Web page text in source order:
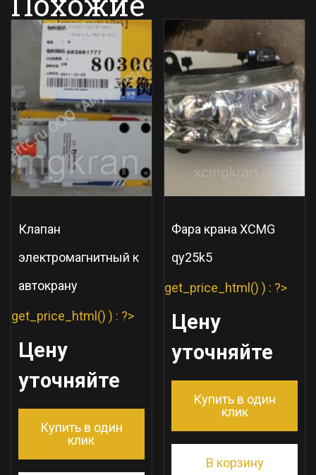
Клапан
электромагнитный к
автокрану
get_price_html() ) : ?>
Цену
уточняйте
Купить в один
клик
Фара крана XCMG
qy25k5
get_price_html() ) : ?>
Цену
уточняйте
Купить в один
клик
В корзину